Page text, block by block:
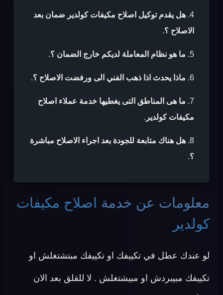
هل يقدم توكيل اصلاح مكيفات كولدير ضمان بعد
الاصلاح ؟.
ما هو نظام المعاملة لديكم خارج الضمان ؟.
ماذا يحدث اذا ذهب الفني الى ورفضت الاصلاح ؟.
ما هى المناطق التى يغطيها خدمة عملاء اصلاح
مكيفات كولدير .
هل هناك متابعة للجودة بعد اجراء الاصلاح مباشرة
؟.
معلومات عن خدمة
اصلاح مكيفات
كولدير
لو عندك عطل في تكييفك او تكييفك مبتشتغلش او
تكييفك مبيبردش او مبيشتغلش . لا للقلق بعد الان